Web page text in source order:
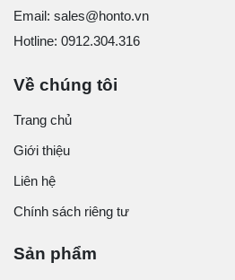
Email: sales@honto.vn
Hotline: 0912.304.316
Về chúng tôi
Trang chủ
Giới thiệu
Liên hệ
Chính sách riêng tư
Sản phẩm